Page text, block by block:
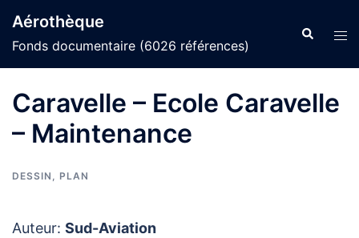
au
contenu
Aérothèque
Fonds documentaire (6026 références)
Caravelle – Ecole Caravelle
– Maintenance
DESSIN , PLAN
Auteur: Sud-Aviation